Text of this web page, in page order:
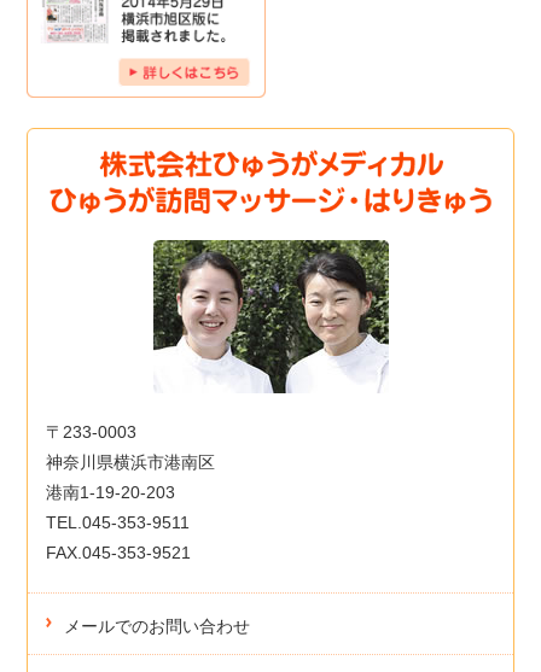
〒233-0003
神奈川県横浜市港南区
港南1-19-20-203
TEL.045-353-9511
FAX.045-353-9521
メールでのお問い合わせ